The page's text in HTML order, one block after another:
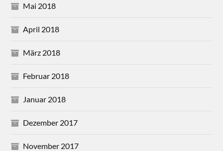
Mai 2018
April 2018
März 2018
Februar 2018
Januar 2018
Dezember 2017
November 2017